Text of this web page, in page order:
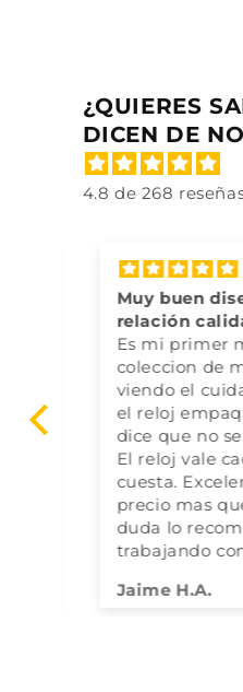
¿QUIERES
DICEN DE
4.8 de 268
Muy buen
relación
Es mi primer
coleccion de
viendo el
el reloj
dice que no se
El reloj vale
cuesta.
precio mas que
duda lo
trabajando
Jaime H.A.